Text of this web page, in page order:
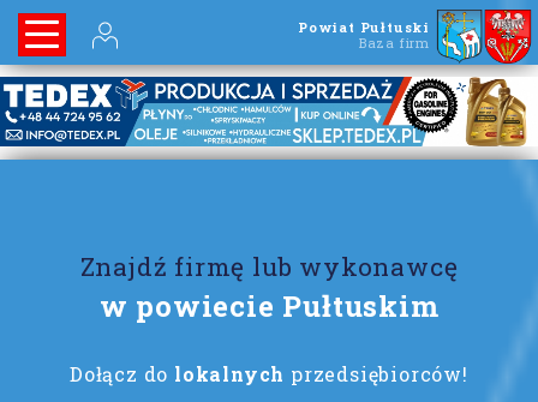
Powiat Pułtuski
Baza firm
Znajdź firmę lub wykonawcę
w powiecie Pułtuskim
Dołącz do lokalnych przedsiębiorców!